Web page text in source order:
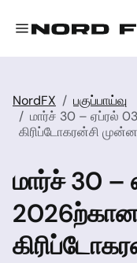
NordFX
பகுப்பாய்வு
மார்ச் 30 – ஏப்ரல்
கிரிப்டோகரன்சி
மார்ச் 30 –